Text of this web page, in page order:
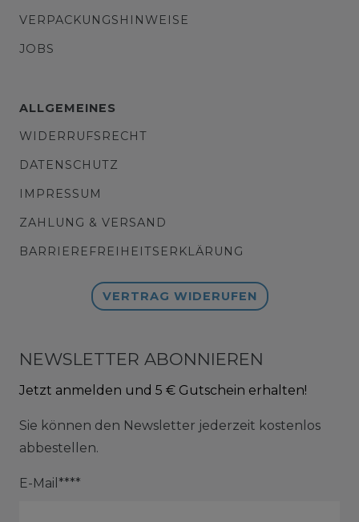
VERPACKUNGSHINWEISE
JOBS
ALLGEMEINES
WIDERRUFSRECHT
DATENSCHUTZ
IMPRESSUM
ZAHLUNG & VERSAND
BARRIEREFREIHEITSERKLÄRUNG
VERTRAG WIDERUFEN
NEWSLETTER ABONNIEREN
Jetzt anmelden und 5 € Gutschein erhalten!
Sie können den Newsletter jederzeit kostenlos
abbestellen.
E-Mail****